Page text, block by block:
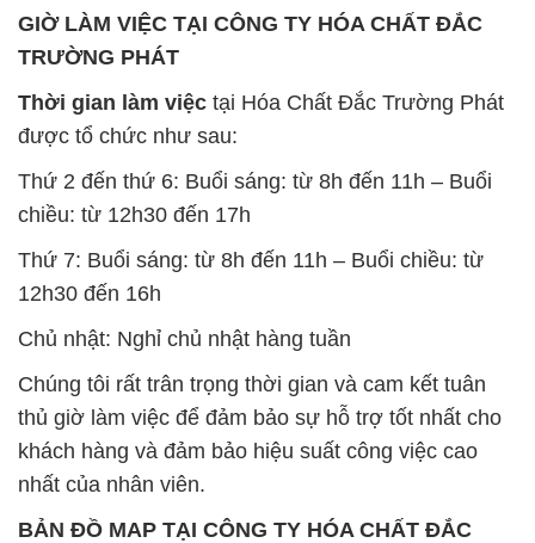
GIỜ LÀM VIỆC TẠI CÔNG TY HÓA CHẤT ĐẮC
TRƯỜNG PHÁT
Thời gian làm việc tại Hóa Chất Đắc Trường Phát
được tổ chức như sau:
Thứ 2 đến thứ 6: Buổi sáng: từ 8h đến 11h – Buổi
chiều: từ 12h30 đến 17h
Thứ 7: Buổi sáng: từ 8h đến 11h – Buổi chiều: từ
12h30 đến 16h
Chủ nhật: Nghỉ chủ nhật hàng tuần
Chúng tôi rất trân trọng thời gian và cam kết tuân
thủ giờ làm việc để đảm bảo sự hỗ trợ tốt nhất cho
khách hàng và đảm bảo hiệu suất công việc cao
nhất của nhân viên.
BẢN ĐỒ MAP TẠI CÔNG TY HÓA CHẤT ĐẮC